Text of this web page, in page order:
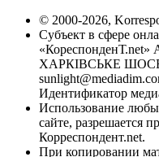
© 2000-2026,
Субъект в сфере
«КореспонденТ.net»
ХАРКІВСЬКЕ ШОСЕ,
Идентификатор
Использование
сайте, разрешается
Корреспондент.net.
При копировании